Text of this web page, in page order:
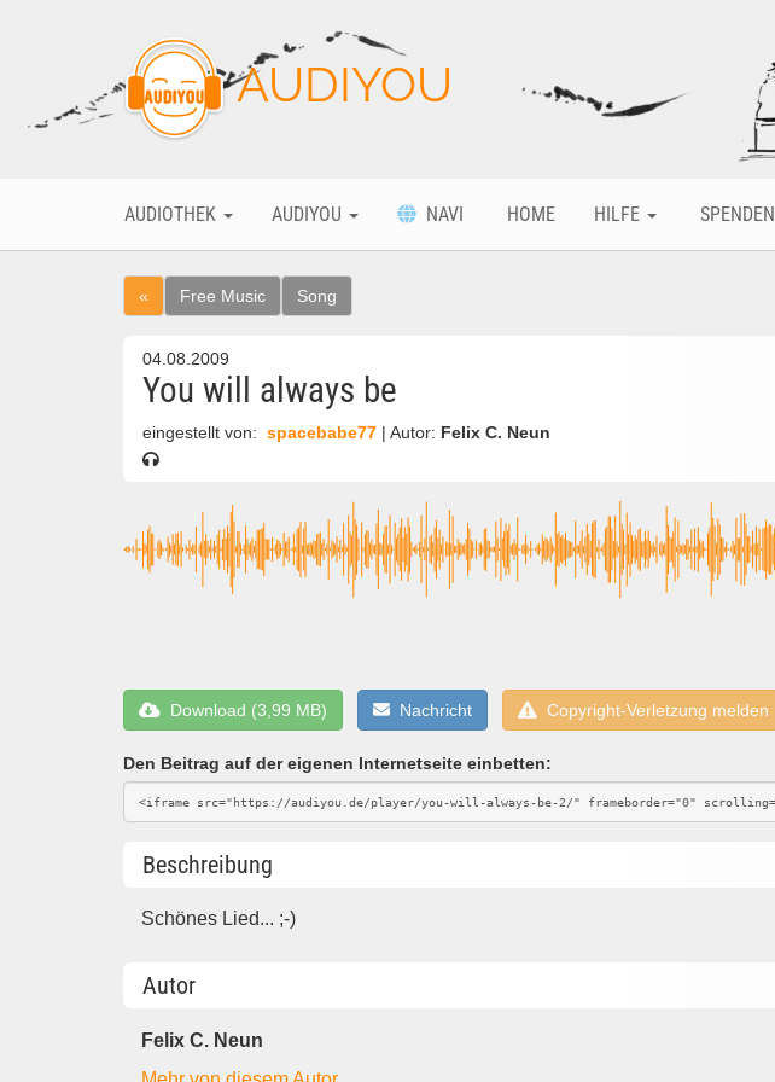
AUDIYOU
AUDIOTHEK AUDIYOU NAVI HOME HILFE SPENDEN
« Free Music Song
04.08.2009
You will always be
eingestellt von: spacebabe77 | Autor: Felix C. Neun
Download (3,99 MB) Nachricht Copyright-Verletzung melden
Den Beitrag auf der eigenen Internetseite einbetten:
Beschreibung
Schönes Lied... ;-)
Autor
Felix C. Neun